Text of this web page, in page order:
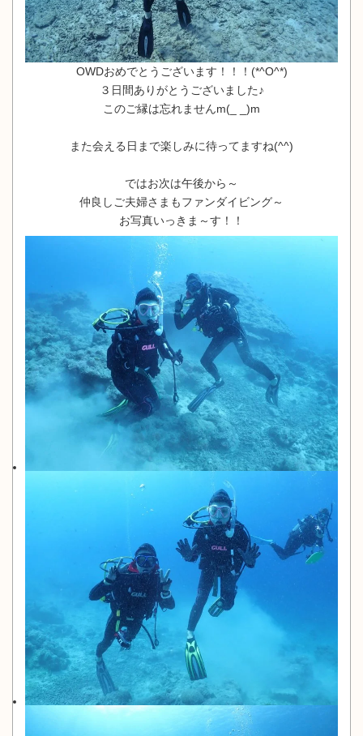
OWDおめでとうございます！！！(*^O^*)
３日間ありがとうございました♪
このご縁は忘れませんm(_ _)m
また会える日まで楽しみに待ってますね(^^)
ではお次は午後から～
仲良しご夫婦さまもファンダイビング～
お写真いっきま～す！！